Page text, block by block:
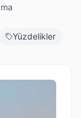
Yüzdelikler